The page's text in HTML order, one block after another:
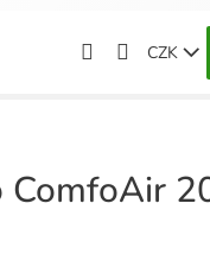
CZK
ComfoAir